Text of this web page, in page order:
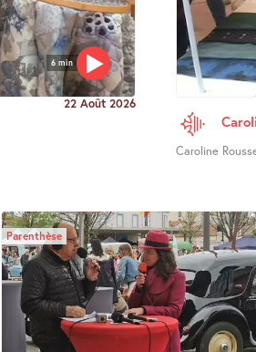
6 min
22 Août 2026
Caroline
Parenthèse